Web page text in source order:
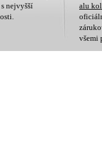
nejvyšší
alu
všemi